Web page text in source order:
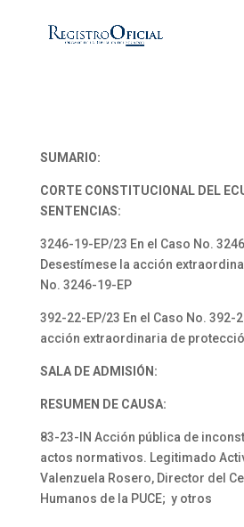
SUMARIO:
CORTE CONSTITUCIONAL DEL
SENTENCIAS:
3246-19-EP/23 En el Caso No.
Desestímese la acción
No. 3246-19-EP
392-22-EP/23 En el Caso No. 392-
acción extraordinaria de
SALA DE ADMISIÓN:
RESUMEN DE CAUSA:
83-23-IN Acción pública de
actos normativos. Legitimado
Valenzuela Rosero, Director del
Humanos de la PUCE; y otros